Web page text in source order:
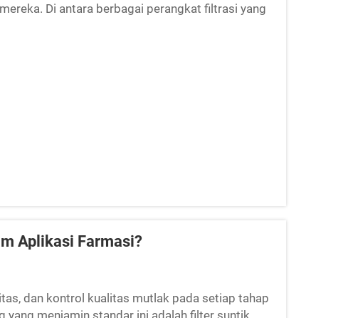
Di antara berbagai perangkat filtrasi yang
yang sangat penting untuk filtrasi steril...
Aplikasi Farmasi?
dan kontrol kualitas mutlak pada setiap tahap
menjamin standar ini adalah filter suntik,